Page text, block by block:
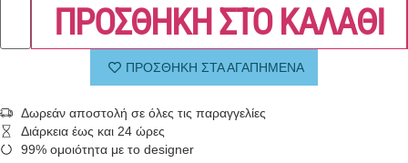
ΠΡΟΣΘΗΚΗ ΣΤΟ ΚΑΛΑΘΙ
ΠΡΟΣΘΗΚΗ ΣΤΑ ΑΓΑΠΗΜΕΝΑ
Δωρεάν αποστολή σε όλες τις παραγγελίες
Διάρκεια έως και 24 ώρες
99% ομοιότητα με το designer